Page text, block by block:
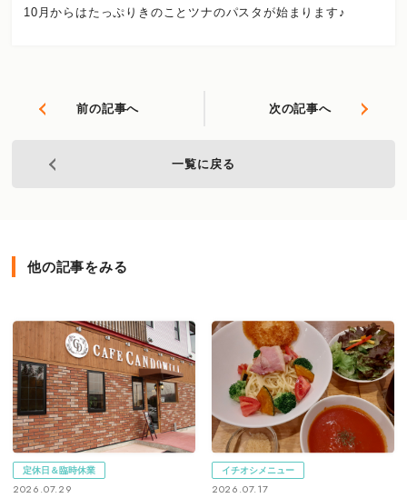
10月からはたっぷりきのことツナのパスタが始まります♪
前の記事へ 次の記事へ
一覧に戻る
他の記事をみる
定休日＆臨時休業
2026.07.29
イチオシメニュー
2026.07.17